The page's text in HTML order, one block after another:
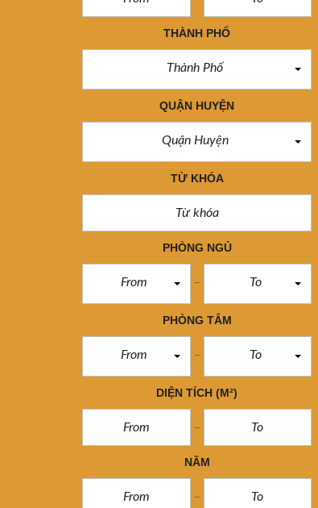
THÀNH PHỐ
Thành Phố
QUẬN HUYỆN
Quận Huyện
TỪ KHÓA
PHÒNG NGỦ
From To
PHÒNG TẮM
From To
DIỆN TÍCH (M²)
NĂM